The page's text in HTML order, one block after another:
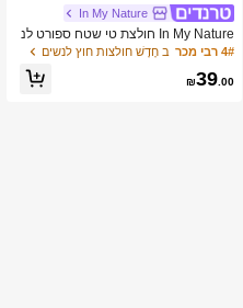
In My Nature
In My Nature חולצת טי שטח ספורט לנ
שים בצבע אחיד עם שרוול ארוך
4# רבי מכר ב חָדָשׁ חולצות חוץ לנשים
₪39.00